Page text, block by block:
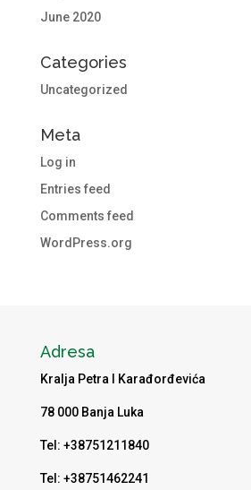
June 2020
Categories
Uncategorized
Meta
Log in
Entries feed
Comments feed
WordPress.org
Adresa
Kralja Petra I Karađorđevića
78 000 Banja Luka
Tel: +38751211840
Tel: +38751462241